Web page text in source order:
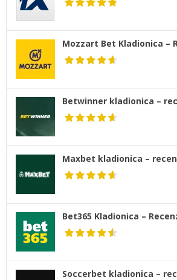
Mozzart Bet Kladionica –
Betwinner kladionica –
Maxbet kladionica –
Bet365 Kladionica –
Soccerbet kladionica –